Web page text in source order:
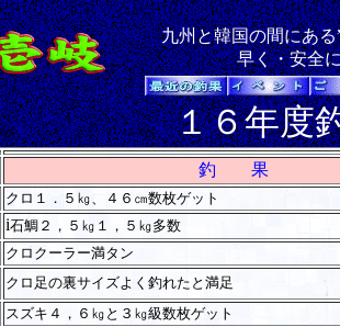
九州と韓国の間にある
早く・安全
１６年度
釣 果
クロ１．５㎏、４６㎝数枚ゲット
i石鯛２，５㎏１，５㎏多数
クロクーラー満タン
クロ足の裏サイズよく釣れたと満足
スズキ４，６㎏と３㎏級数枚ゲット